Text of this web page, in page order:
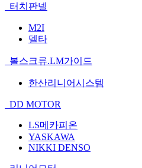
터치판넬
M2I
델타
볼스크류.LM가이드
한산리니어시스템
DD MOTOR
LS메카피온
YASKAWA
NIKKI DENSO